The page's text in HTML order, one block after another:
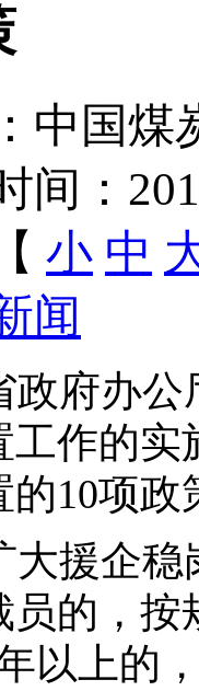
中国煤
间：
小 中
闻
府办公
工作的实
的10项
企稳岗
员的，
以上的